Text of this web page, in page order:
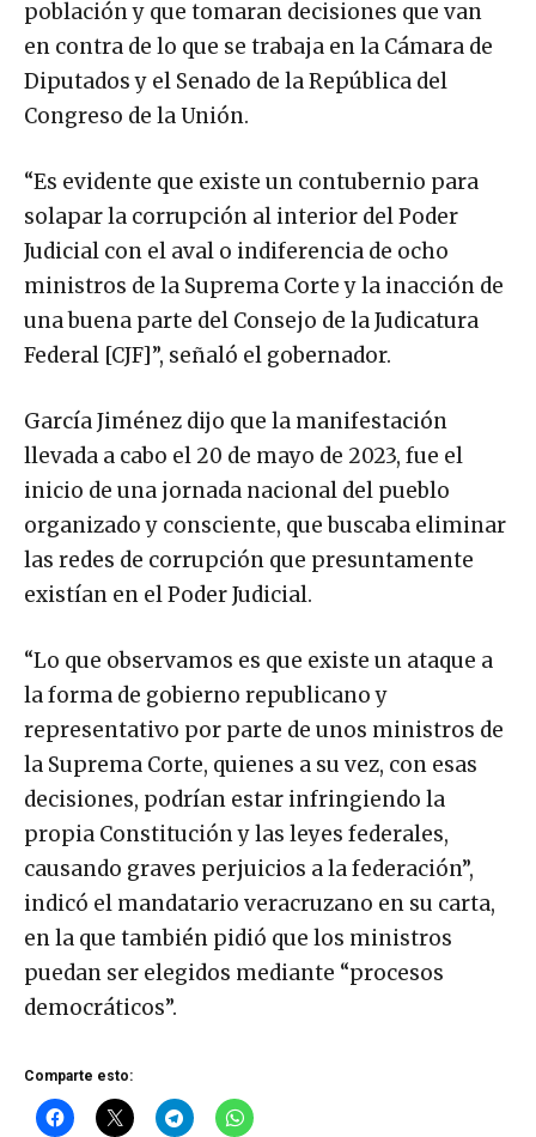
población y que tomaran decisiones que van
en contra de lo que se trabaja en la Cámara de
Diputados y el Senado de la República del
Congreso de la Unión.
“Es evidente que existe un contubernio para
solapar la corrupción al interior del Poder
Judicial con el aval o indiferencia de ocho
ministros de la Suprema Corte y la inacción de
una buena parte del Consejo de la Judicatura
Federal [CJF]”, señaló el gobernador.
García Jiménez dijo que la manifestación
llevada a cabo el 20 de mayo de 2023, fue el
inicio de una jornada nacional del pueblo
organizado y consciente, que buscaba eliminar
las redes de corrupción que presuntamente
existían en el Poder Judicial.
“Lo que observamos es que existe un ataque a
la forma de gobierno republicano y
representativo por parte de unos ministros de
la Suprema Corte, quienes a su vez, con esas
decisiones, podrían estar infringiendo la
propia Constitución y las leyes federales,
causando graves perjuicios a la federación”,
indicó el mandatario veracruzano en su carta,
en la que también pidió que los ministros
puedan ser elegidos mediante “procesos
democráticos”.
Comparte esto: